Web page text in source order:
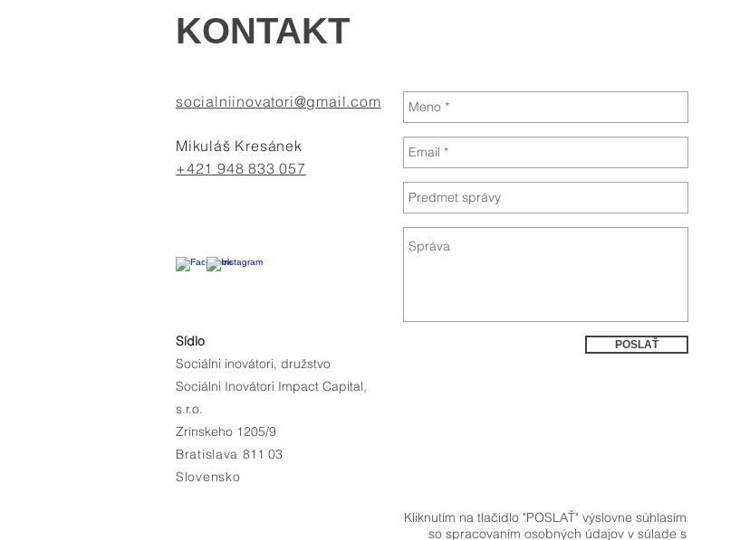
KONTAKT
socialniinovatori@gmail.com
Mikuláš Kresánek
+421 948 833 057
Sídlo
Sociálni inovátori, družstvo
Sociálni Inovátori Impact Capital,
s.r.o.
Zrínskeho 1205/9
Bratislava 811 03
Slovensko
POSLAŤ
Kliknutím na tlačidlo "POSLAŤ" výslovne súhlasím
so spracovaním osobných údajov v súlade s